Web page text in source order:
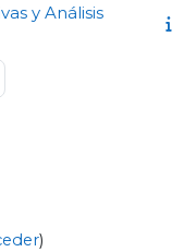
y Análisis
2 página
)